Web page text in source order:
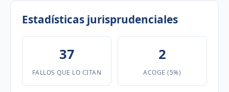
Estadísticas jurisprudenciales
37
FALLOS QUE LO CITAN
2
ACOGE (5%)